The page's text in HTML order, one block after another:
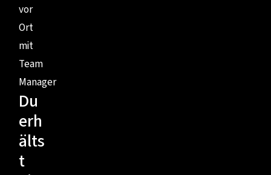
vor
Ort
mit
Team
Manager
Du
erh
älts
t